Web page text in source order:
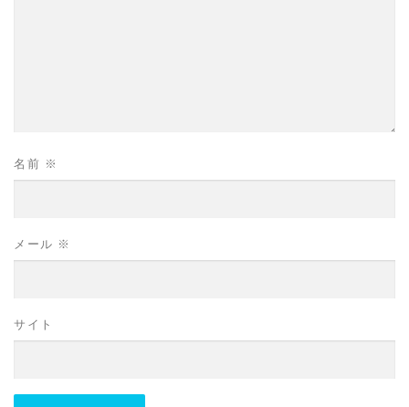
名前 ※
メール ※
サイト